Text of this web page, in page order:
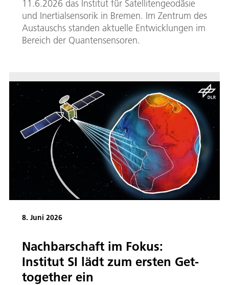
11.6.2026 das Institut für Satellitengeodäsie
und Inertialsensorik in Bremen. Im Zentrum des
Austauschs standen aktuelle Entwicklungen im
Bereich der Quantensensoren.
8. Juni 2026
Nachbarschaft im Fokus:
Institut SI lädt zum ersten Get-
together ein